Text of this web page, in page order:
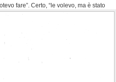
fare”. Certo, “le volevo, ma è stato